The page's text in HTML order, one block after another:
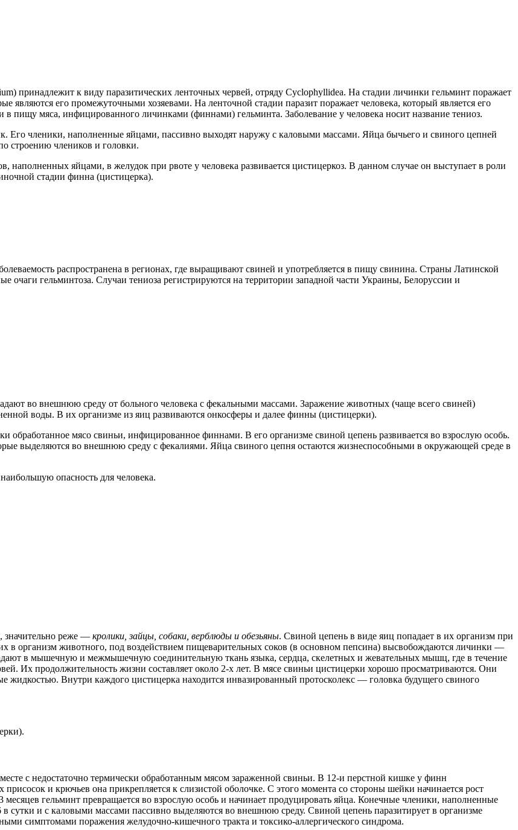
принадлежит к виду паразитических ленточных червей, отряду Cyclophyllidea. На стадии личинки гельминт поражает
являются его промежуточными хозяевами. На ленточной стадии паразит поражает человека, который является его
в пищу мяса, инфицированного личинками (финнами) гельминта. Заболевание у человека носит название тениоз.
Его членики, наполненные яйцами, пассивно выходят наружу с каловыми массами. Яйца бычьего и свиного цепней
строению члеников и головки.
яйцами, в желудок при рвоте у человека развивается цистицеркоз. В данном случае он выступает в роли
стадии финна (цистицерка).
распространена в регионах, где выращивают свиней и употребляется в пищу свинина. Страны Латинской
гельминтоза. Случаи тениоза регистрируются на территории западной части Украины, Белоруссии и
во внешнюю среду от больного человека с фекальными массами. Заражение животных (чаще всего свиней)
воды. В их организме из яиц развиваются онкосферы и далее финны (цистицерки).
обработанное мясо свиньи, инфицированное финнами. В его организме свиной цепень развивается во взрослую особь.
выделяются во внешнюю среду с фекалиями. Яйца свиного цепня остаются жизнеспособными в окружающей среде в
опасность для человека.
, значительно реже — кролики, зайцы, собаки, верблюды и обезьяны. Свиной цепень в виде яиц попадает в их организм при
в организм животного, под воздействием пищеварительных соков (в основном пепсина) высвобождаются личинки —
в мышечную и межмышечную соединительную ткань языка, сердца, скелетных и жевательных мышц, где в течение
Их продолжительность жизни составляет около 2-х лет. В мясе свиньи цистицерки хорошо просматриваются. Они
Внутри каждого цистицерка находится инвазированный протосколекс — головка будущего свиного
с недостаточно термически обработанным мясом зараженной свиньи. В 12-и перстной кишке у финн
и крючьев она прикрепляется к слизистой оболочке. С этого момента со стороны шейки начинается рост
месяцев гельминт превращается во взрослую особь и начинает продуцировать яйца. Конечные членики, наполненные
сутки и с каловыми массами пассивно выделяются во внешнюю среду. Свиной цепень паразитирует в организме
симптомами поражения желудочно-кишечного тракта и токсико-аллергического синдрома.